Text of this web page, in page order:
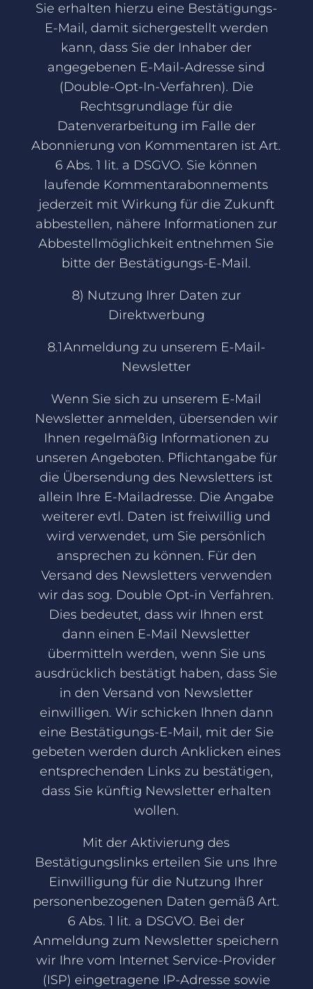
Sie erhalten hierzu eine Bestätigungs-
E-Mail, damit sichergestellt werden
kann, dass Sie der Inhaber der
angegebenen E-Mail-Adresse sind
(Double-Opt-In-Verfahren). Die
Rechtsgrundlage für die
Datenverarbeitung im Falle der
Abonnierung von Kommentaren ist Art.
6 Abs. 1 lit. a DSGVO. Sie können
laufende Kommentarabonnements
jederzeit mit Wirkung für die Zukunft
abbestellen, nähere Informationen zur
Abbestellmöglichkeit entnehmen Sie
bitte der Bestätigungs-E-Mail.
8) Nutzung Ihrer Daten zur
Direktwerbung
8.1 Anmeldung zu unserem E-Mail-
Newsletter
Wenn Sie sich zu unserem E-Mail
Newsletter anmelden, übersenden wir
Ihnen regelmäßig Informationen zu
unseren Angeboten. Pflichtangabe für
die Übersendung des Newsletters ist
allein Ihre E-Mailadresse. Die Angabe
weiterer evtl. Daten ist freiwillig und
wird verwendet, um Sie persönlich
ansprechen zu können. Für den
Versand des Newsletters verwenden
wir das sog. Double Opt-in Verfahren.
Dies bedeutet, dass wir Ihnen erst
dann einen E-Mail Newsletter
übermitteln werden, wenn Sie uns
ausdrücklich bestätigt haben, dass Sie
in den Versand von Newsletter
einwilligen. Wir schicken Ihnen dann
eine Bestätigungs-E-Mail, mit der Sie
gebeten werden durch Anklicken eines
entsprechenden Links zu bestätigen,
dass Sie künftig Newsletter erhalten
wollen.
Mit der Aktivierung des
Bestätigungslinks erteilen Sie uns Ihre
Einwilligung für die Nutzung Ihrer
personenbezogenen Daten gemäß Art.
6 Abs. 1 lit. a DSGVO. Bei der
Anmeldung zum Newsletter speichern
wir Ihre vom Internet Service-Provider
(ISP) eingetragene IP-Adresse sowie